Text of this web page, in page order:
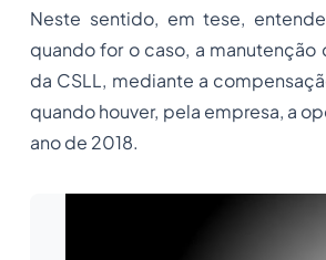
Neste sentido, em tese,
quando for o caso, a
da CSLL, mediante a
quando houver, pela empresa, a
ano de 2018.